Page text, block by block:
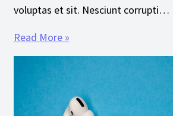
voluptas et sit. Nesciunt corrupti…
Read More »